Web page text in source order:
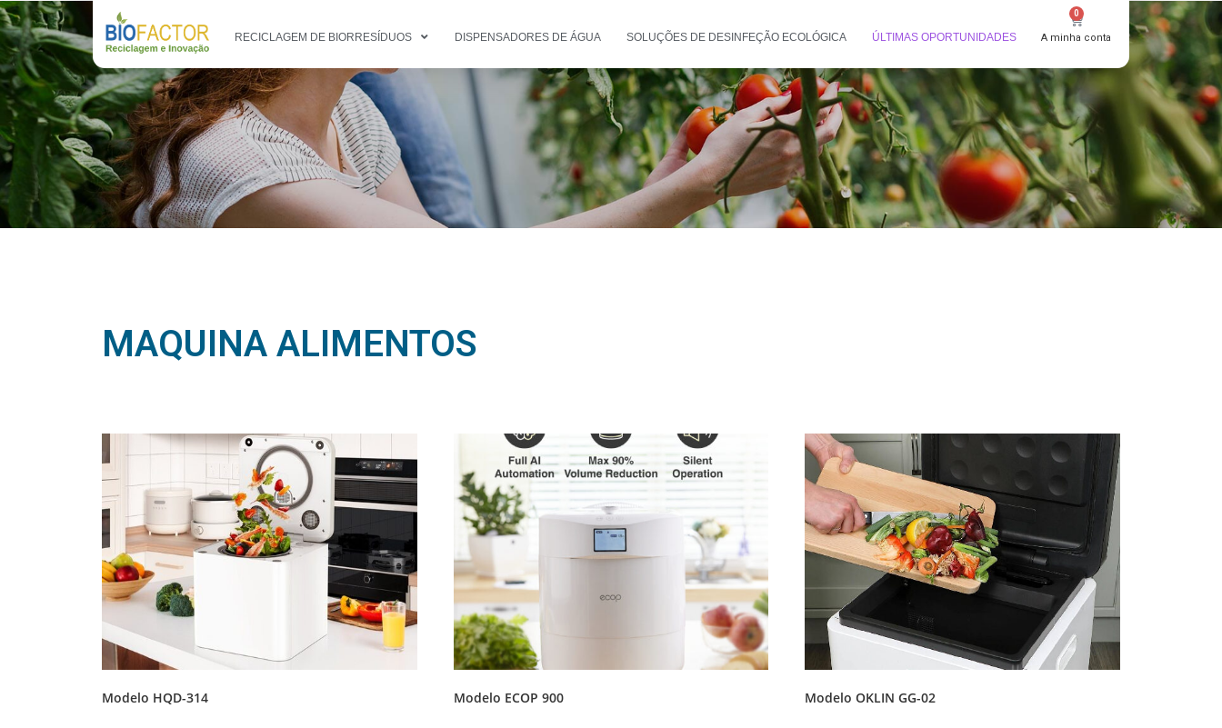
RECICLAGEM DE BIORRESÍDUOS DISPENSADORES DE ÁGUA SOLUÇÕES DE DESINFEÇÃO ECOLÓGICA ÚLTIMAS OPORTUNIDADES
0
A minha conta
MAQUINA ALIMENTOS
Modelo HQD-314 Modelo ECOP 900 Modelo OKLIN GG-02